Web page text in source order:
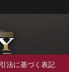
法に基づく表記